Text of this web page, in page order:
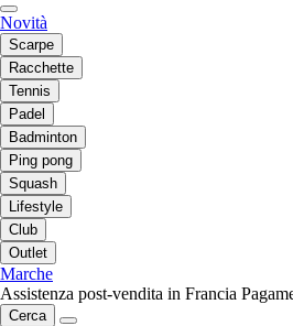
Novità
Scarpe
Racchette
Tennis
Padel
Badminton
Ping pong
Squash
Lifestyle
Club
Outlet
Marche
Assistenza post-vendita in Francia
Cerca